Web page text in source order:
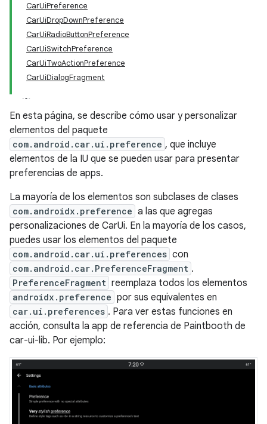
CarUiPreference
CarUiDropDownPreference
CarUiRadioButtonPreference
CarUiSwitchPreference
CarUiTwoActionPreference
CarUiDialogFragment
En esta página, se describe cómo usar y personalizar
elementos del paquete
com.android.car.ui.preference , que incluye
elementos de la IU que se pueden usar para presentar
preferencias de apps.
La mayoría de los elementos son subclases de clases
com.androidx.preference a las que agregas
personalizaciones de CarUi. En la mayoría de los casos,
puedes usar los elementos del paquete
com.android.car.ui.preferences con
com.android.car.PreferenceFragment .
PreferenceFragment reemplaza todos los elementos
androidx.preference por sus equivalentes en
car.ui.preferences . Para ver estas funciones en
acción, consulta la app de referencia de Paintbooth de
car-ui-lib. Por ejemplo: